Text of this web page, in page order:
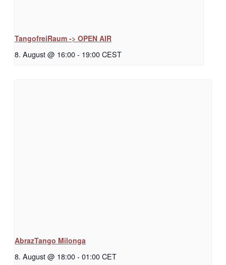
TangofreiRaum -> OPEN AIR
8. August @ 16:00- 19:00CEST
AbrazTango Milonga
8. August @ 18:00- 01:00CET